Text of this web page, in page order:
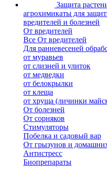
Защита
агрохимикаты для
вредителей и болезней
От вредителей
Все От вредителей
Для ранневесеней
от муравьев
от слизней и улиток
от медведки
от белокрылки
от клеща
от хруща (личинки
От болезней
От сорняков
Стимуляторы
Побелка и садовый вар
От грызунов и
Антистресс
Биопрепараты